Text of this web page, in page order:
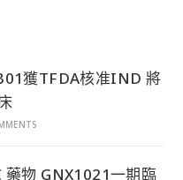
獲TFDA核准IND 將
藥物 GNX1021一期臨